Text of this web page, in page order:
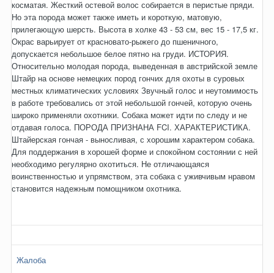
косматая. Жесткий остевой волос собирается в перистые пряди.
Но эта порода может также иметь и короткую, матовую,
прилегающую шерсть. Высота в холке 43 - 53 см, вес 15 - 17,5 кг.
Окрас варьирует от красновато-рыжего до пшеничного,
допускается небольшое белое пятно на груди. ИСТОРИЯ.
Относительно молодая порода, выведенная в австрийской земле
Штайр на основе немецких пород гончих для охоты в суровых
местных климатических условиях Звучный голос и неутомимость
в работе требовались от этой небольшой гончей, которую очень
широко применяли охотники. Собака может идти по следу и не
отдавая голоса. ПОРОДА ПРИЗНАНА FCI. ХАРАКТЕРИСТИКА.
Штайерская гончая - выносливая, с хорошим характером собака.
Для поддержания в хорошей форме и спокойном состоянии с ней
необходимо регулярно охотиться. Не отличающаяся
воинственностью и упрямством, эта собака с уживчивым нравом
становится надежным помощником охотника.
Жалоба